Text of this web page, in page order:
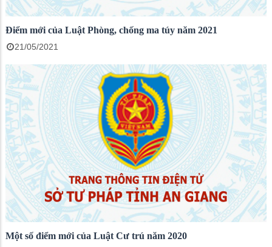
Điểm mới của Luật Phòng, chống ma túy năm 2021
21/05/2021
Một số điểm mới của Luật Cư trú năm 2020